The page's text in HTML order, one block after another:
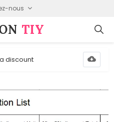
nous
TIY
discount